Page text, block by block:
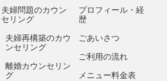
夫婦問題のカウン
セリング
夫婦再構築のカウ
ンセリング
離婚カウンセリン
グ
プロフィール・経
歴
ごあいさつ
ご利用の流れ
メニュー料金表